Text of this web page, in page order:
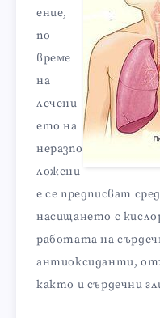
ение,
по
време
на
лечени
ето на
неразпо
ложени
е се предписват
насищането с
работата на
антиоксиданти,
както и сърдечни